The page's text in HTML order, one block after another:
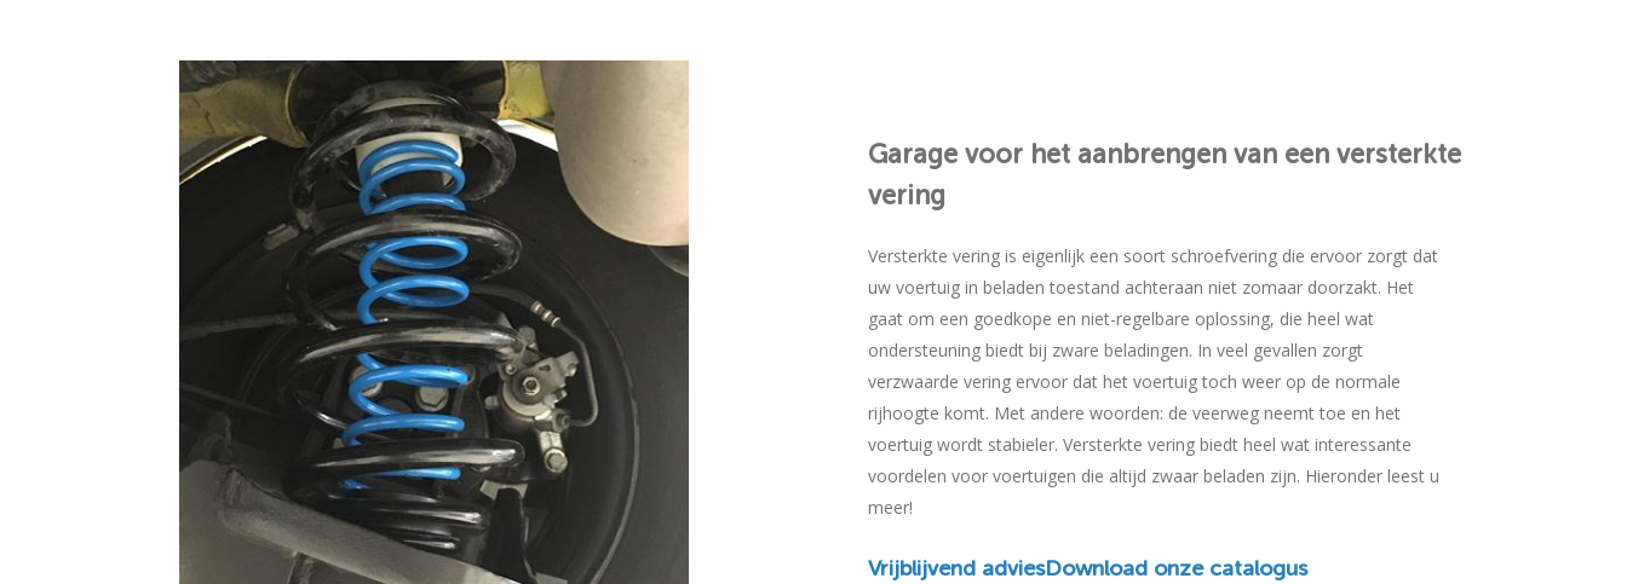
Garage voor het aanbrengen van een versterkte
vering
Versterkte vering is eigenlijk een soort schroefvering die ervoor zorgt dat
uw voertuig in beladen toestand achteraan niet zomaar doorzakt. Het
gaat om een goedkope en niet-regelbare oplossing, die heel wat
ondersteuning biedt bij zware beladingen. In veel gevallen zorgt
verzwaarde vering ervoor dat het voertuig toch weer op de normale
rijhoogte komt. Met andere woorden: de veerweg neemt toe en het
voertuig wordt stabieler. Versterkte vering biedt heel wat interessante
voordelen voor voertuigen die altijd zwaar beladen zijn. Hieronder leest u
meer!
Vrijblijvend adviesDownload onze catalogus